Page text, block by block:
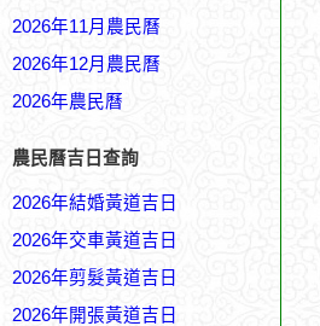
2026年11月農民曆
2026年12月農民曆
2026年農民曆
農民曆吉日查詢
2026年結婚黃道吉日
2026年交車黃道吉日
2026年剪髮黃道吉日
2026年開張黃道吉日